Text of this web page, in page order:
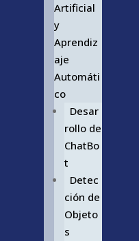
Artificial
y
Aprendiz
aje
Automáti
co
Desar
rollo de
ChatBo
t
Detec
ción de
Objeto
s